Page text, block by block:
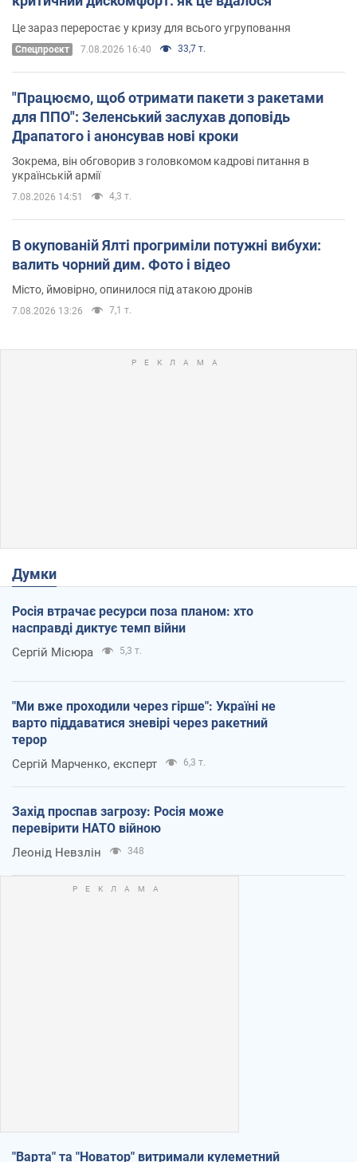
Це зараз переростає у кризу для всього угруповання
Cпецпроєкт 7.08.2026 16:40 33,7 т.
"Працюємо, щоб отримати пакети з ракетами
для ППО": Зеленський заслухав доповідь
Драпатого і анонсував нові кроки
Зокрема, він обговорив з головкомом кадрові питання в
українській армії
7.08.2026 14:51 4,3 т.
В окупованій Ялті прогриміли потужні вибухи:
валить чорний дим. Фото і відео
Місто, ймовірно, опинилося під атакою дронів
7.08.2026 13:26 7,1 т.
Думки
Росія втрачає ресурси поза планом: хто
насправді диктує темп війни
Сергій Місюра 5,3 т.
"Ми вже проходили через гірше": Україні не
варто піддаватися зневірі через ракетний
терор
Сергій Марченко, експерт 6,3 т.
Захід проспав загрозу: Росія може
перевірити НАТО війною
Леонід Невзлін 348
"Варта" та "Новатор" витримали кулеметний